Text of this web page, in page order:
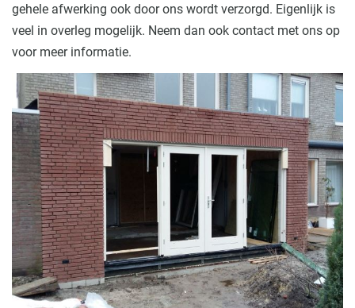
gehele afwerking ook door ons wordt verzorgd. Eigenlijk is
veel in overleg mogelijk. Neem dan ook contact met ons op
voor meer informatie.